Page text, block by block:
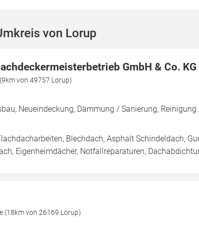
von Lorup
GmbH & Co. KG
von 49757 Lorup)
Neueindeckung, Dämmung / Sanierung,
Blechdach, Asphalt Schindeldach,
Eigenheimdächer, Notfallreparaturen,
(18km von 26169 Lorup)